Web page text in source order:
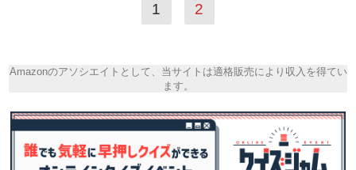
1 2
Amazonのアソシエイトとして、当サイトは適格販売により収入を得てい
ます。